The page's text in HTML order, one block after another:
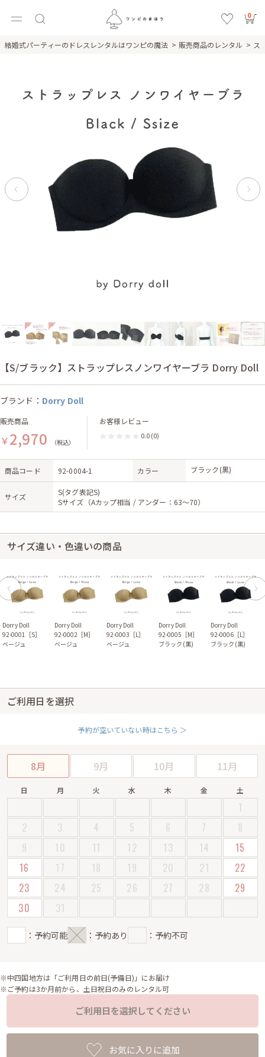
0
結婚式パーティーのドレスレンタルはワンピの魔法 販売商品のレンタル ス
【S/ブラック】ストラップレスノンワイヤーブラ Dorry Doll
ブランド： Dorry Doll
販売商品
￥2,970 （税込）
お客様レビュー
0.0 (0)
商品コード 92-0004-1 カラー ブラック(黒)
サイズ
S(タグ表記S)
Sサイズ（Aカップ相当 / アンダー：63～70）
サイズ違い・色違いの商品
Dorry Doll
92-0001［S］
ベージュ
Dorry Doll
92-0002［M］
ベージュ
Dorry Doll
92-0003［L］
ベージュ
Dorry Doll
92-0005［M］
ブラック(黒)
Dorry Doll
92-0006［L］
ブラック(黒)
ご利用日を選択
予約が空いていない時はこちら ＞
8月 9月 10月 11月
日 月 火 水 木 金 土
1
2
3 4 5 6 7
8
9
10 11 12 13 14
15
16
17 18 19 20 21
22
23
24 25 26 27 28
29
30
31
：予約可能 ：予約あり ：予約不可
※中四国地方は「ご利用日の前日(予備日)」にお届け
※ご予約は3か月前から、土日祝日のみのレンタル可
ご利用日を選択してください
お気に入りに追加